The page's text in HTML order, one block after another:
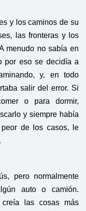
y los caminos de su
las fronteras y los
menudo no sabía en
por eso se decidía a
y, en todo
salir del error. Si
o para dormir,
y siempre había
de los casos, le
pero normalmente
auto o camión.
creía las cosas más